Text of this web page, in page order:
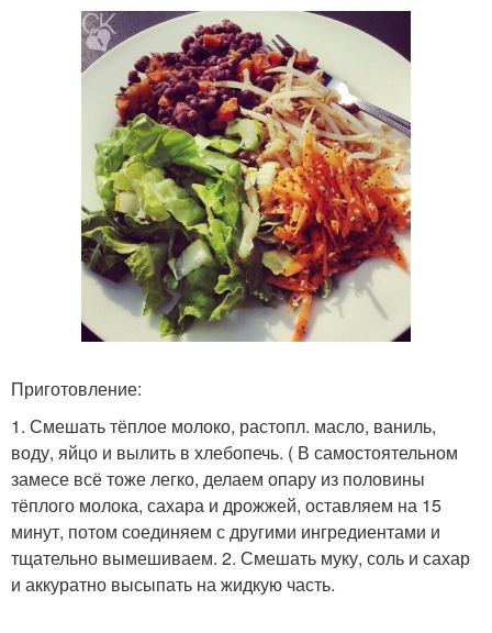
Приготовление:
1. Смешать тёплое молоко, растопл. масло, ваниль,
воду, яйцо и вылить в хлебопечь. ( В самостоятельном
замесе всё тоже легко, делаем опару из половины
тёплого молока, сахара и дрожжей, оставляем на 15
минут, потом соединяем с другими ингредиентами и
тщательно вымешиваем. 2. Смешать муку, соль и сахар
и аккуратно высыпать на жидкую часть.